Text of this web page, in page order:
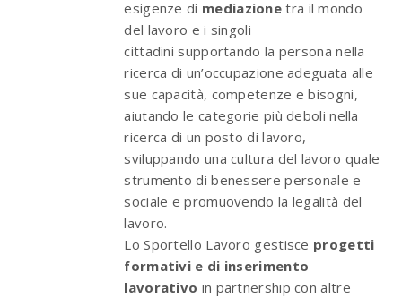
esigenze di mediazione tra il mondo
del lavoro e i singoli
cittadini supportando la persona nella
ricerca di un’occupazione adeguata alle
sue capacità, competenze e bisogni,
aiutando le categorie più deboli nella
ricerca di un posto di lavoro,
sviluppando una cultura del lavoro quale
strumento di benessere personale e
sociale e promuovendo la legalità del
lavoro.
Lo Sportello Lavoro gestisce progetti
formativi e di inserimento
lavorativo in partnership con altre